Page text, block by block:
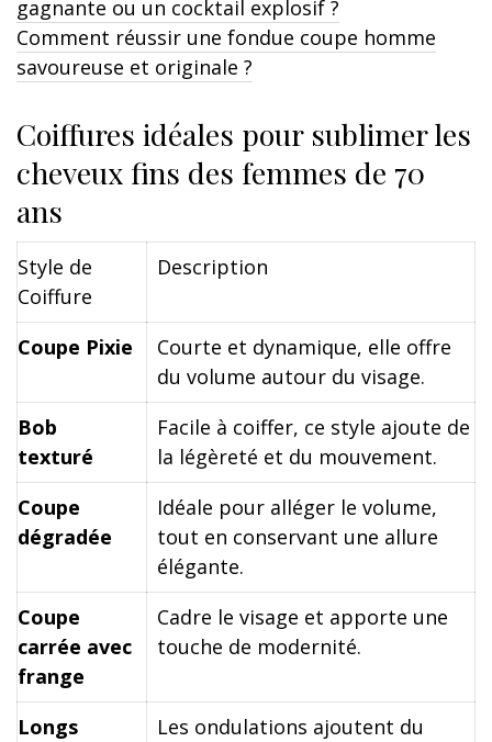
gagnante ou un cocktail explosif ?
Comment réussir une fondue coupe homme
savoureuse et originale ?
Coiffures idéales pour sublimer les
cheveux fins des femmes de 70
ans
Style de
Coiffure
Description
Coupe Pixie
Courte et dynamique, elle offre
du volume autour du visage.
Bob
texturé
Facile à coiffer, ce style ajoute de
la légèreté et du mouvement.
Coupe
dégradée
Idéale pour alléger le volume,
tout en conservant une allure
élégante.
Coupe
carrée avec
frange
Cadre le visage et apporte une
touche de modernité.
Longs
Les ondulations ajoutent du